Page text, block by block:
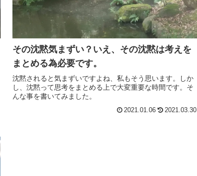
その沈黙気まずい？いえ、その沈黙は考えを
まとめる為必要です。
沈黙されると気まずいですよね、私もそう思います。しか
し、沈黙って思考をまとめる上で大変重要な時間です。そ
んな事を書いてみました。
2021.01.06 2021.03.30